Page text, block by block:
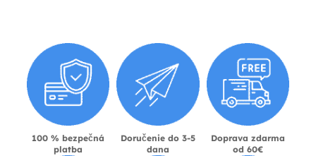
100 % bezpečná
platba
Doručenie do 3-5
dana
Doprava zdarma
od 60€